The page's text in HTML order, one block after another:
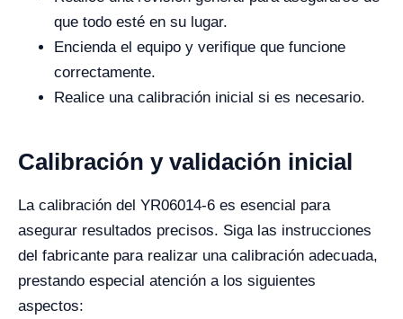
que todo esté en su lugar.
Encienda el equipo y verifique que funcione
correctamente.
Realice una calibración inicial si es necesario.
Calibración y validación inicial
La calibración del YR06014-6 es esencial para
asegurar resultados precisos. Siga las instrucciones
del fabricante para realizar una calibración adecuada,
prestando especial atención a los siguientes
aspectos: